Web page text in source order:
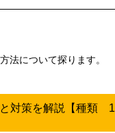
法について探ります。
と対策を解説【種類 1